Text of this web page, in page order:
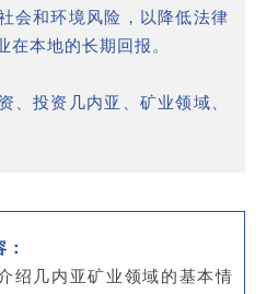
会和环境风险，以降低法律
在本地的长期回报。
、投资几内亚、矿业领域、
绍几内亚矿业领域的基本情